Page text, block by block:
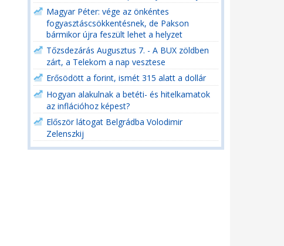
Magyar Péter: vége az önkéntes
fogyasztáscsökkentésnek, de Pakson
bármikor újra feszült lehet a helyzet
Tőzsdezárás Augusztus 7. - A BUX zöldben
zárt, a Telekom a nap vesztese
Erősödött a forint, ismét 315 alatt a dollár
Hogyan alakulnak a betéti- és hitelkamatok
az inflációhoz képest?
Először látogat Belgrádba Volodimir
Zelenszkij